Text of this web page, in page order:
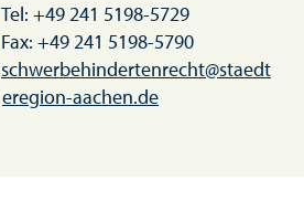
Tel: +49 241 5198-5729
Fax: +49 241 5198-5790
schwerbehindertenrecht@staedt
eregion-aachen.de